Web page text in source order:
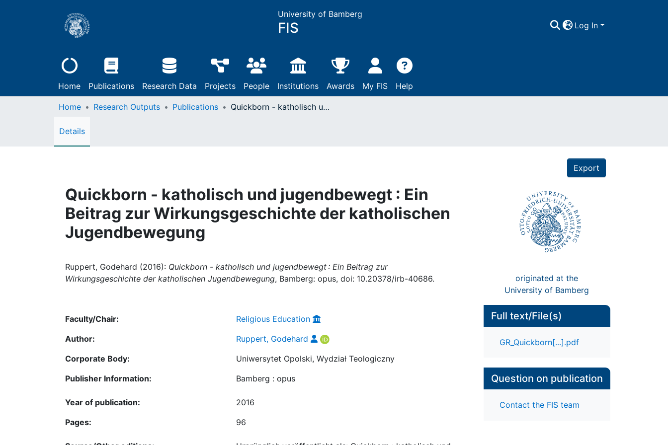
University of Bamberg
FIS Log In
Home Publications Research Data Projects People Institutions Awards My FIS Help
Home Research Outputs Publications Quickborn - katholisch und jugendbewegt : Ein Beitrag zur Wirkungsgeschichte der katholischen Jugendbewegung
Details
Export
Quickborn - katholisch und jugendbewegt : Ein
Beitrag zur Wirkungsgeschichte der katholischen
Jugendbewegung
Ruppert, Godehard (2016): Quickborn - katholisch und jugendbewegt : Ein Beitrag zur
Wirkungsgeschichte der katholischen Jugendbewegung, Bamberg: opus, doi: 10.20378/irb-40686.
originated at the
University of Bamberg
Faculty/Chair:
Religious Education
Author:
Ruppert, Godehard
Corporate Body:
Uniwersytet Opolski, Wydział Teologiczny
Publisher Information:
Bamberg : opus
Year of publication:
2016
Pages:
96
Full text/File(s)
GR_Quickborn[...].pdf
Question on publication
Contact the FIS team